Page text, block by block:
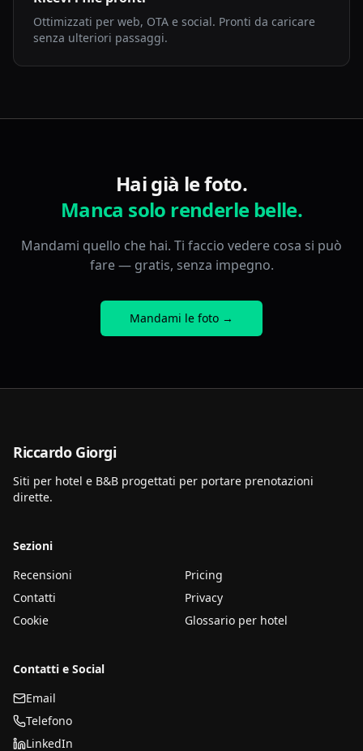
Ottimizzati per web, OTA e social. Pronti da caricare
senza ulteriori passaggi.
Hai già le foto.
Manca solo renderle belle.
Mandami quello che hai. Ti faccio vedere cosa si può
fare — gratis, senza impegno.
Mandami le foto →
Riccardo Giorgi
Siti per hotel e B&B progettati per portare prenotazioni
dirette.
Sezioni
Recensioni
Pricing
Contatti
Privacy
Cookie
Glossario per hotel
Contatti e Social
Email
Telefono
LinkedIn